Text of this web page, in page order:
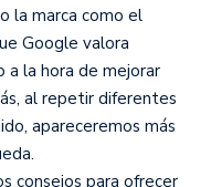
la marca como el
Google valora
a la hora de mejorar
al repetir diferentes
apareceremos más
consejos para ofrecer